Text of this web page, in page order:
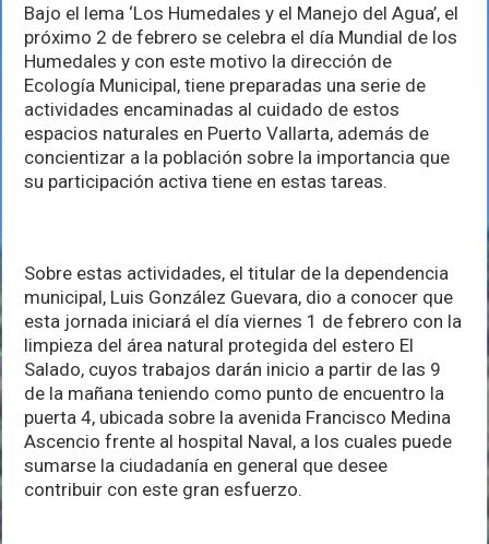
Humedales
Bajo el lema ‘Los Humedales y el Manejo del Agua’, el
próximo 2 de febrero se celebra el día Mundial de los
Humedales y con este motivo la dirección de
Ecología Municipal, tiene preparadas una serie de
actividades encaminadas al cuidado de estos
espacios naturales en Puerto Vallarta, además de
concientizar a la población sobre la importancia que
su participación activa tiene en estas tareas.
Sobre estas actividades, el titular de la dependencia
municipal, Luis González Guevara, dio a conocer que
esta jornada iniciará el día viernes 1 de febrero con la
limpieza del área natural protegida del estero El
Salado, cuyos trabajos darán inicio a partir de las 9
de la mañana teniendo como punto de encuentro la
puerta 4, ubicada sobre la avenida Francisco Medina
Ascencio frente al hospital Naval, a los cuales puede
sumarse la ciudadanía en general que desee
contribuir con este gran esfuerzo.